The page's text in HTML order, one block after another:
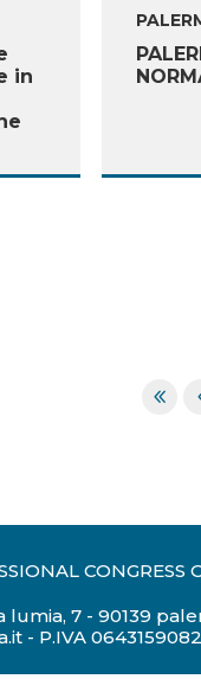
in
CONGRESS
lumia, 7 - 90139
- P.IVA